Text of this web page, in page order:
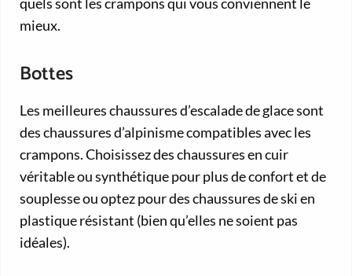
mieux.
Bottes
Les meilleures chaussures d’escalade de glace sont
des chaussures d’alpinisme compatibles avec les
crampons. Choisissez des chaussures en cuir
véritable ou synthétique pour plus de confort et de
souplesse ou optez pour des chaussures de ski en
plastique résistant (bien qu’elles ne soient pas
idéales).